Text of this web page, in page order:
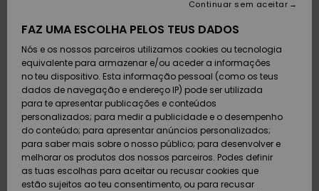
Calçado e
chinelos
Surfe/água
Snow
Calçado e
chinelos
Surfe/água
Neve
MULHER
chegados
Highlights
Snow
SURF
Crianças
Highlights
Community
SNOW
Artigos
Criança
Snow Shop
Feminino
Highlights
DUPLA
PROMO
Criança
Outlet
Mulher
Devoluções
Pagamento
Cartão
presente
Quiksilver
Freedom
FAZ UMA ESCOLHA PELOS TEUS DADOS
Nós e os nossos parceiros utilizamos cookies ou tecnologia
equivalente para armazenar e/ou aceder a informações
no teu dispositivo. Esta informação pessoal (como os teus
dados de navegação e endereço IP) pode ser utilizada
para te apresentar publicações e conteúdos
personalizados; para medir a publicidade e o desempenho
do conteúdo; para apresentar anúncios personalizados;
para saber mais sobre o nosso público; para desenvolver e
melhorar os produtos dos nossos parceiros. Podes definir
as tuas escolhas para aceitar ou recusar cookies que
estão sujeitos ao teu consentimento, ou para recusar
Continuar sem aceitar